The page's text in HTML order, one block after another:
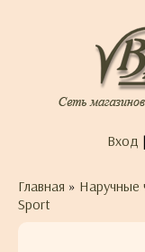
Вход |
Главная » Наручные
Sport